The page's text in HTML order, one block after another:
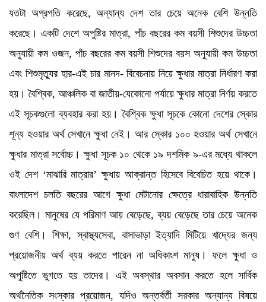
যতটা অগ্রগতি করেছে, অন্যান্য দেশ তার চেয়ে অনেক বেশি উন্নতি
করেছে। একটি দেশে অপুষ্টির মাত্রা, পাঁচ বছরের কম বয়সী শিশুদের উচ্চতা
অনুযায়ী কম ওজন, পাঁচ বছরের কম বয়সী শিশুদের বয়স অনুযায়ী কম উচ্চতা
এবং শিশুমৃত্যুর হার-এই চার মানদ- বিবেচনায় নিয়ে ক্ষুধার মাত্রা নির্ধারণ করা
হয়। বৈশ্বিক, আঞ্চলিক বা জাতীয়-যেকোনো পর্যায়ে ক্ষুধার মাত্রা নির্ণয় করতে
এই সূচকগুলো ব্যবহার করা হয়। বৈশ্বিক ক্ষুধা সূচকে কোনো দেশের স্কোর
শূন্য হওয়ার অর্থ সেখানে ক্ষুধা নেই। আর স্কোর ১০০ হওয়ার অর্থ সেখানে
ক্ষুধার মাত্রা সর্বোচ্চ। ক্ষুধা সূচক ১০ থেকে ১৯ দশমিক ৯-এর মধ্যে থাকলে
ওই দেশ ‘মাঝারি মাত্রার’ ক্ষুধায় আক্রান্ত হিসেবে বিবেচিত হয়ে থাকে।
বাংলাদেশ চলতি বছরের আগে ক্ষুধা মেটানোর ক্ষেত্রে ধারাবাহিক উন্নতি
করেছিল। মানুষের যে পরিমাণ আয় বেড়েছে, ব্যয় বেড়েছে তার চেয়ে অনেক
গুণ বেশি। শিক্ষা, স্বাস্থ্যসেবা, বাসাভাড়া ইত্যাদি মিটিয়ে খাদ্যের জন্য
প্রয়োজনীয় অর্থ ব্যয় করতে পারেন না অধিকাংশ মানুষ। ফলে ক্ষুধা ও
অপুষ্টিতে ভুগতে হয় তাদের। এই অবস্থার অবসান করতে হলে সার্বিক
অর্থনৈতিক সংস্কার প্রয়োজন, যদিও অন্তর্বর্তী সরকার অন্যান্য বিষয়ে